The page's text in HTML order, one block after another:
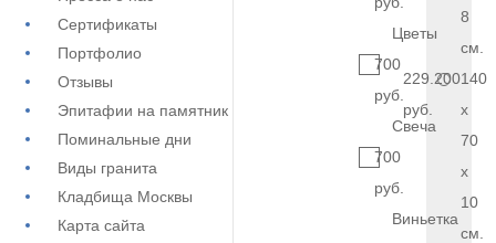
Сертификаты
Портфолио
Отзывы
Эпитафии на памятник
Поминальные дни
Виды гранита
Кладбища Москвы
Карта сайта
Цветы
700
руб.
Свеча
700
руб.
Виньетка
8
см.
229.200
руб.
140
x
70
x
10
см.